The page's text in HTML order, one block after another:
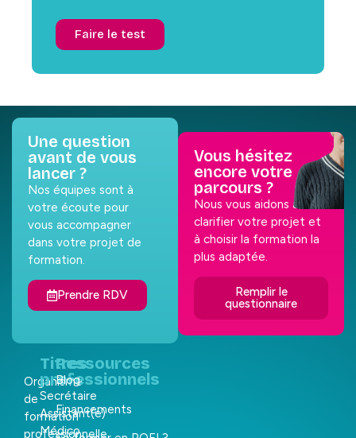
Faire le test
Une question
avant de vous
lancer ?
Nos équipes sont à
votre écoute pour
vous accompagner
dans votre projet de
formation.
Prendre RDV
Vous hésitez
encore votre
parcours ?
Nous vous aidons à
clarifier votre projet et
à choisir la formation la
plus adaptée.
Remplir le
questionnaire
Organisme
de
formation
professionnelle
Titres
professionnels
Secrétaire
Assistant(e)
Médico
Ressources
Blog
Financements